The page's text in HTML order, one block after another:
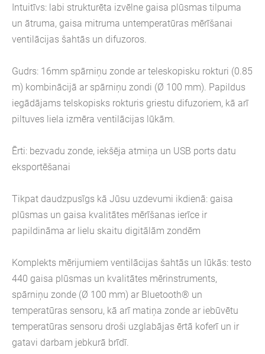
Intuitīvs: labi strukturēta izvēlne gaisa plūsmas tilpuma
un ātruma, gaisa mitruma untemperatūras mērīšanai
ventilācijas šahtās un difuzoros.
Gudrs: 16mm spārniņu zonde ar teleskopisku rokturi (0.85
m) kombinācijā ar spārniņu zondi (Ø 100 mm). Papildus
iegādājams telskopisks rokturis griestu difuzoriem, kā arī
piltuves liela izmēra ventilācijas lūkām.
Ērti: bezvadu zonde, iekšēja atmiņa un USB ports datu
eksportēšanai
Tikpat daudzpusīgs kā Jūsu uzdevumi ikdienā: gaisa
plūsmas un gaisa kvalitātes mērīšanas ierīce ir
papildināma ar lielu skaitu digitālām zondēm
Komplekts mērijumiem ventilācijas šahtās un lūkās: testo
440 gaisa plūsmas un kvalitātes mērinstruments,
spārniņu zonde (Ø 100 mm) ar Bluetooth® un
temperatūras sensoru, kā arī matiņa zonde ar iebūvētu
temperatūras sensoru droši uzglabājas ērtā koferī un ir
gatavi darbam jebkurā brīdī.